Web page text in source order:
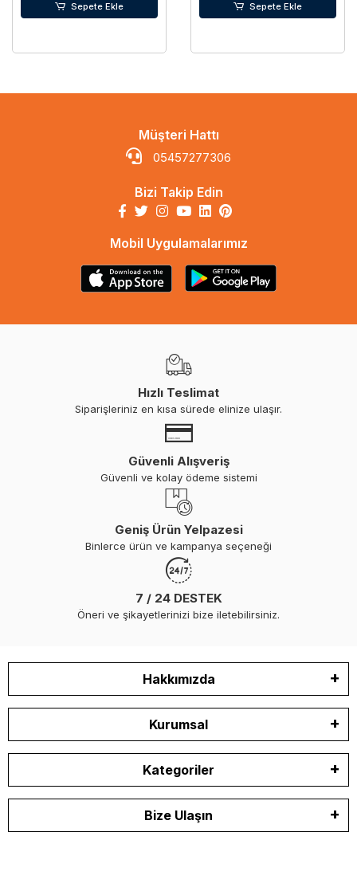
Sepete Ekle Sepete Ekle
Müşteri Hattı
05457277306
Bizi Takip Edin
Mobil Uygulamalarımız
Hızlı Teslimat
Siparişleriniz en kısa sürede elinize ulaşır.
Güvenli Alışveriş
Güvenli ve kolay ödeme sistemi
Geniş Ürün Yelpazesi
Binlerce ürün ve kampanya seçeneği
7 / 24 DESTEK
Öneri ve şikayetlerinizi bize iletebilirsiniz.
Hakkımızda
Kurumsal
Kategoriler
Bize Ulaşın